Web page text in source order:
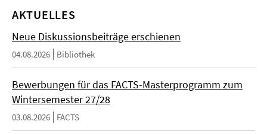
AKTUELLES
Neue Diskussionsbeiträge erschienen
04.08.2026 Bibliothek
Bewerbungen für das FACTS-Masterprogramm zum
Wintersemester 27/28
03.08.2026 FACTS